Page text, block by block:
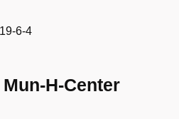
6-4
H-Center